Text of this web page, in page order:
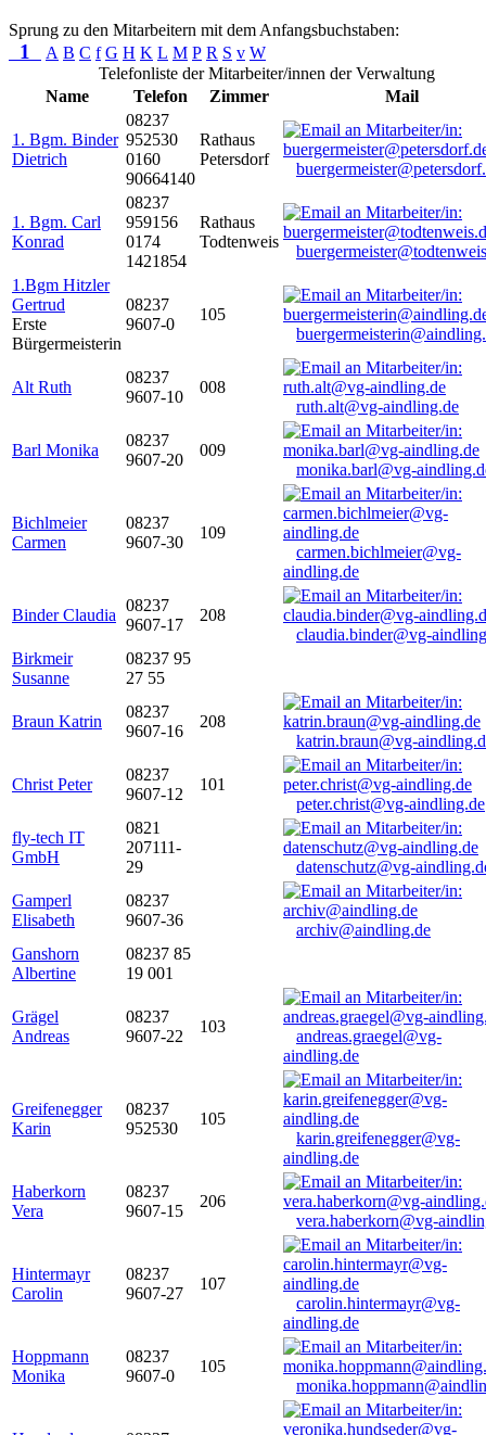
Sprung zu den Mitarbeitern mit dem Anfangsbuchstaben:
1 A B C f G H K L M P R S v W
Telefonliste der Mitarbeiter/innen der Verwaltung
Name
Telefon Zimmer Mail
1. Bgm. Binder
Dietrich
08237
952530
0160
90664140
Rathaus
Petersdorf
1. Bgm. Carl
Konrad
08237
959156
0174
1421854
Rathaus
Todtenweis
1.Bgm Hitzler
Gertrud
Erste
Bürgermeisterin
08237
9607-0
105
Alt Ruth
08237
9607-10
008
ruth.alt@vg-aindling.de
Barl Monika
08237
9607-20
009
monika.barl@vg-
Bichlmeier
Carmen
08237
9607-30
109
carmen.bichlmeier@vg-
aindling.de
Binder Claudia
08237
9607-17
208
claudia.binder@vg-
Birkmeir
Susanne
08237 95
27 55
Braun Katrin
08237
9607-16
208
katrin.braun@vg-
Christ Peter
08237
9607-12
101
peter.christ@vg-aindling.de
fly-tech IT
GmbH
0821
207111-
29
datenschutz@vg-
Gamperl
Elisabeth
08237
9607-36
archiv@aindling.de
Ganshorn
Albertine
08237 85
19 001
Grägel
Andreas
08237
9607-22
103
andreas.graegel@vg-
aindling.de
Greifenegger
Karin
08237
952530
105
karin.greifenegger@vg-
aindling.de
Haberkorn
Vera
08237
9607-15
206
vera.haberkorn@vg-
Hintermayr
Carolin
08237
9607-27
107
carolin.hintermayr@vg-
aindling.de
Hoppmann
Monika
08237
9607-0
105